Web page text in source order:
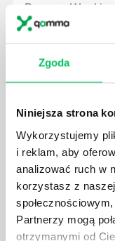
Zgoda
Niniejsza strona
Wykorzystujemy
i reklam, aby
analizować ruch w
korzystasz z
Partnerzy mogą
otrzymanymi od
Program Word
tworzenia
WORD -
Twarda spacja to
trzyma dwa
modyfikowaniu